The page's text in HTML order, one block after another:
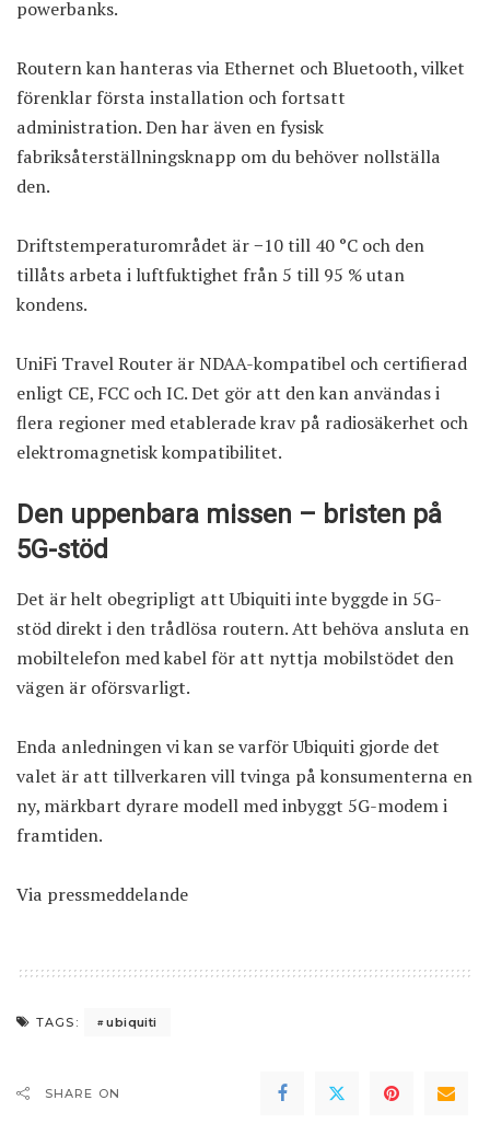
powerbanks.
Routern kan hanteras via Ethernet och Bluetooth, vilket
förenklar första installation och fortsatt
administration. Den har även en fysisk
fabriksåterställningsknapp om du behöver nollställa
den.
Driftstemperaturområdet är −10 till 40 °C och den
tillåts arbeta i luftfuktighet från 5 till 95 % utan
kondens.
UniFi Travel Router är NDAA-kompatibel och certifierad
enligt CE, FCC och IC. Det gör att den kan användas i
flera regioner med etablerade krav på radiosäkerhet och
elektromagnetisk kompatibilitet.
Den uppenbara missen – bristen på
5G-stöd
Det är helt obegripligt att Ubiquiti inte byggde in 5G-
stöd direkt i den trådlösa routern. Att behöva ansluta en
mobiltelefon med kabel för att nyttja mobilstödet den
vägen är oförsvarligt.
Enda anledningen vi kan se varför Ubiquiti gjorde det
valet är att tillverkaren vill tvinga på konsumenterna en
ny, märkbart dyrare modell med inbyggt 5G-modem i
framtiden.
Via pressmeddelande
TAGS: ubiquiti
SHARE ON